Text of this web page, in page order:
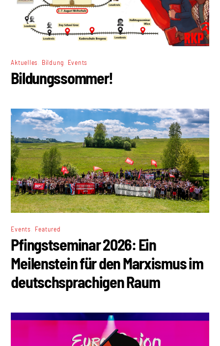
Aktuelles Bildung Events
Bildungssommer!
Events Featured
Pfingstseminar 2026: Ein
Meilenstein für den Marxismus im
deutschsprachigen Raum